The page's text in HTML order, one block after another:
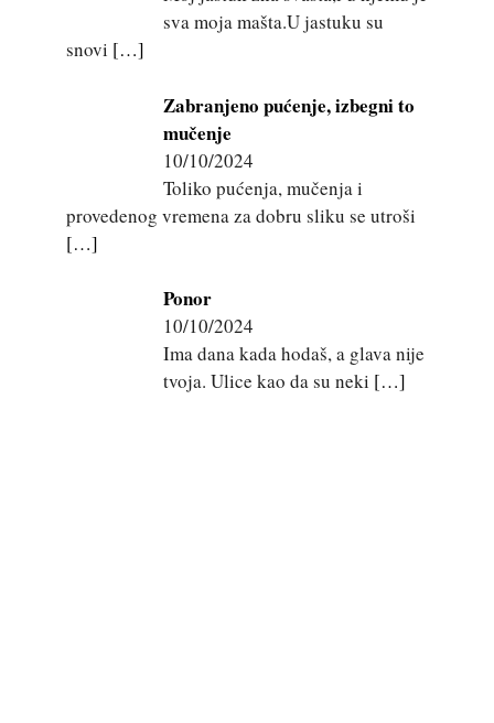
sva moja mašta.U jastuku su
snovi […]
Zabranjeno pućenje, izbegni to
mučenje
10/10/2024
Toliko pućenja, mučenja i
provedenog vremena za dobru sliku se utroši
[…]
Ponor
10/10/2024
Ima dana kada hodaš, a glava nije
tvoja. Ulice kao da su neki […]